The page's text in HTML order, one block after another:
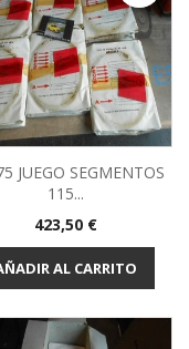
JUEGO SEGMENTOS
115...
Precio
423,50 €
AL CARRITO